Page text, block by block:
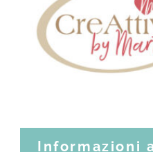
Informazioni